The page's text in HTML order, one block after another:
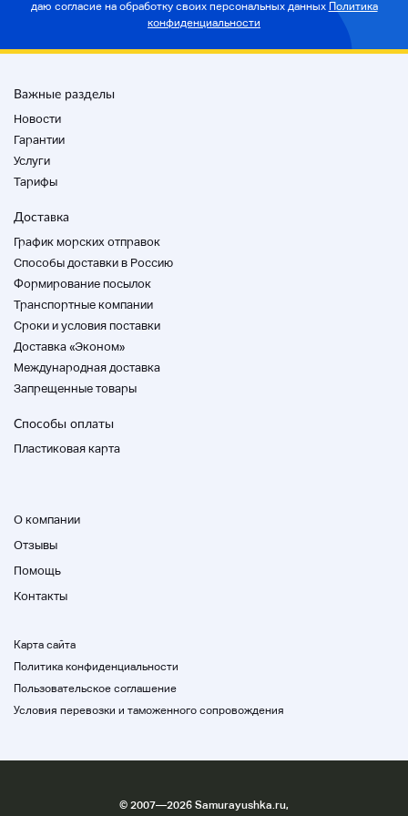
14
19
20
21
24 часа
25
26
27 июля
Домой
даю согласие на обработку своих персональных данных Политика
конфиденциальности
Важные разделы
Новости
Гарантии
Услуги
Тарифы
Доставка
График морских отправок
Способы доставки в Россию
Формирование посылок
Транспортные компании
Cроки и условия поставки
Доставка «Эконом»
Международная доставка
Запрещенные товары
Способы оплаты
Пластиковая карта
О компании
Отзывы
Помощь
Контакты
Карта сайта
Политика конфиденциальности
Пользовательское соглашение
Условия перевозки и таможенного сопровождения
© 2007—2026 Samurayushka.ru,